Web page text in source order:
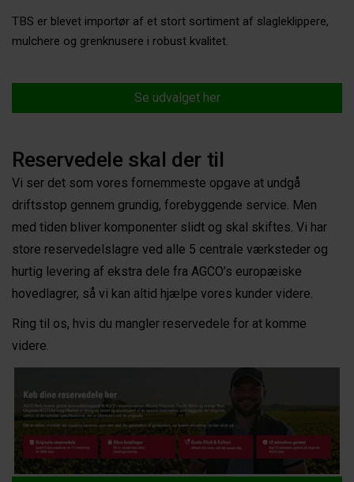
TBS er blevet importør af et stort sortiment af slagleklippere,
mulchere og grenknusere i robust kvalitet.
Se udvalget her
Reservedele skal der til
Vi ser det som vores fornemmeste opgave at undgå
driftsstop gennem grundig, forebyggende service. Men
med tiden bliver komponenter slidt og skal skiftes. Vi har
store reservedelslagre ved alle 5 centrale værksteder og
hurtig levering af ekstra dele fra AGCO’s europæiske
hovedlagrer, så vi kan altid hjælpe vores kunder videre.
Ring til os, hvis du mangler reservedele for at komme
videre.